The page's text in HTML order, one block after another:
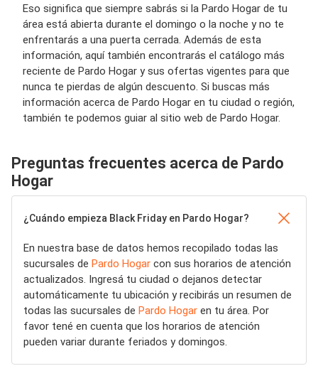
Eso significa que siempre sabrás si la Pardo Hogar de tu
área está abierta durante el domingo o la noche y no te
enfrentarás a una puerta cerrada. Además de esta
información, aquí también encontrarás el catálogo más
reciente de Pardo Hogar y sus ofertas vigentes para que
nunca te pierdas de algún descuento. Si buscas más
información acerca de Pardo Hogar en tu ciudad o región,
también te podemos guiar al sitio web de Pardo Hogar.
Preguntas frecuentes acerca de Pardo
Hogar
¿Cuándo empieza Black Friday en Pardo Hogar?
En nuestra base de datos hemos recopilado todas las
sucursales de Pardo Hogar con sus horarios de atención
actualizados. Ingresá tu ciudad o dejanos detectar
automáticamente tu ubicación y recibirás un resumen de
todas las sucursales de Pardo Hogar en tu área. Por
favor tené en cuenta que los horarios de atención
pueden variar durante feriados y domingos.